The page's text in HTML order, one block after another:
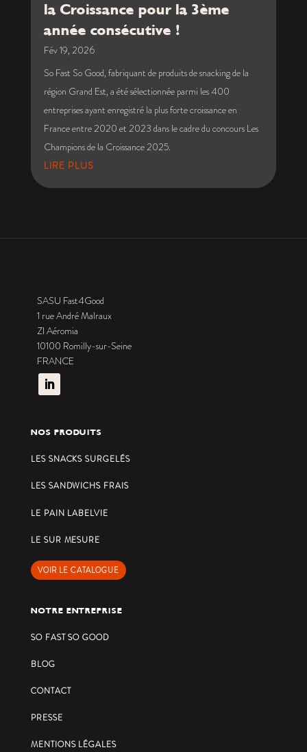
la Croissance pour la 3ème
année consécutive !
Fév 19, 2026
So Fast So Good, fabriquant de produits de snacking de la
région Grand Est, a été sélectionnée parmi les 400
entreprises ayant enregistré la plus forte croissance en
France entre 2020 et 2023 dans le cadre du concours Les
Champions de la Croissance 2025.
LIRE PLUS
SASU Fast4Good
1 rue André Malraux
ZI Aéromia
10100 Romilly-sur-Seine
FRANCE
NOS PRODUITS
LES SNACKS SURGELÉS
LES SANDWICHS FRAIS
LE PAIN LABELVIE
LE SUR MESURE
VOIR LE CATALOGUE
NOTRE ENTREPRISE
SO FAST SO GOOD
BLOG
CONTACT
PRESSE
MENTIONS LÉGALES